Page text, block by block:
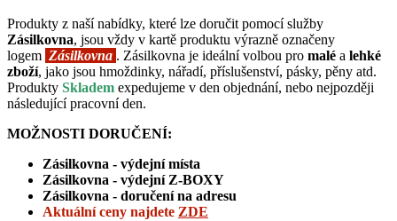
Produkty z naší nabídky, které lze doručit pomocí služby
Zásilkovna, jsou vždy v kartě produktu výrazně označeny
logem Zásilkovna . Zásilkovna je ideální volbou pro malé a lehké
zboží, jako jsou hmoždinky, nářadí, příslušenství, pásky, pěny atd.
Produkty Skladem expedujeme v den objednání, nebo nejpozději
následující pracovní den.
MOŽNOSTI DORUČENÍ:
Zásilkovna - výdejní místa
Zásilkovna - výdejní Z-BOXY
Zásilkovna - doručení na adresu
Aktuální ceny najdete ZDE